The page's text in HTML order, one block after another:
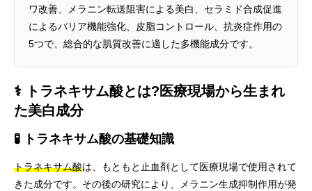
ワ改善、メラニン転送阻害による美白、セラミド合成促進
によるバリア機能強化、皮脂コントロール、抗炎症作用の
5つで、総合的な肌質改善に適した多機能成分です。
⚕️ トラネキサム酸とは?医療現場から生まれ
た美白成分
🧪 トラネキサム酸の基礎知識
トラネキサム酸は、もともと止血剤として医療現場で使用されて
きた成分です。その後の研究により、メラニン生成抑制作用が発